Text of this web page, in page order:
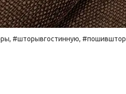
#шторывгостинную, #пошивштор